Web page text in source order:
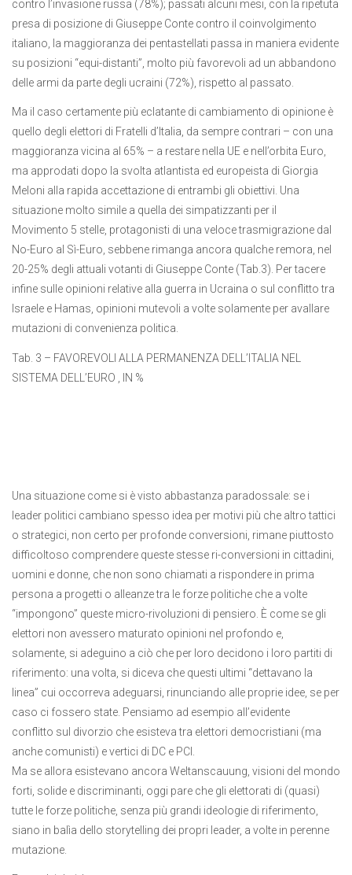
contro l’invasione russa (78%); passati alcuni mesi, con la ripetuta
presa di posizione di Giuseppe Conte contro il coinvolgimento
italiano, la maggioranza dei pentastellati passa in maniera evidente
su posizioni “equi-distanti”, molto più favorevoli ad un abbandono
delle armi da parte degli ucraini (72%), rispetto al passato.
Ma il caso certamente più eclatante di cambiamento di opinione è
quello degli elettori di Fratelli d’Italia, da sempre contrari – con una
maggioranza vicina al 65% – a restare nella UE e nell’orbita Euro,
ma approdati dopo la svolta atlantista ed europeista di Giorgia
Meloni alla rapida accettazione di entrambi gli obiettivi. Una
situazione molto simile a quella dei simpatizzanti per il
Movimento 5 stelle, protagonisti di una veloce trasmigrazione dal
No-Euro al Sì-Euro, sebbene rimanga ancora qualche remora, nel
20-25% degli attuali votanti di Giuseppe Conte (Tab.3). Per tacere
infine sulle opinioni relative alla guerra in Ucraina o sul conflitto tra
Israele e Hamas, opinioni mutevoli a volte solamente per avallare
mutazioni di convenienza politica.
Tab. 3 – FAVOREVOLI ALLA PERMANENZA DELL’ITALIA NEL
SISTEMA DELL’EURO , IN %
Una situazione come si è visto abbastanza paradossale: se i
leader politici cambiano spesso idea per motivi più che altro tattici
o strategici, non certo per profonde conversioni, rimane piuttosto
difficoltoso comprendere queste stesse ri-conversioni in cittadini,
uomini e donne, che non sono chiamati a rispondere in prima
persona a progetti o alleanze tra le forze politiche che a volte
“impongono” queste micro-rivoluzioni di pensiero. È come se gli
elettori non avessero maturato opinioni nel profondo e,
solamente, si adeguino a ciò che per loro decidono i loro partiti di
riferimento: una volta, si diceva che questi ultimi “dettavano la
linea” cui occorreva adeguarsi, rinunciando alle proprie idee, se per
caso ci fossero state. Pensiamo ad esempio all’evidente
conflitto sul divorzio che esisteva tra elettori democristiani (ma
anche comunisti) e vertici di DC e PCI.
Ma se allora esistevano ancora Weltanscauung, visioni del mondo
forti, solide e discriminanti, oggi pare che gli elettorati di (quasi)
tutte le forze politiche, senza più grandi ideologie di riferimento,
siano in balìa dello storytelling dei propri leader, a volte in perenne
mutazione.